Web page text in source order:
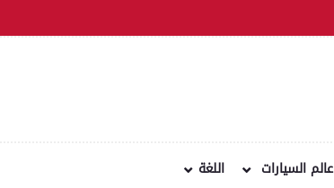
عالم السيارات اللغة